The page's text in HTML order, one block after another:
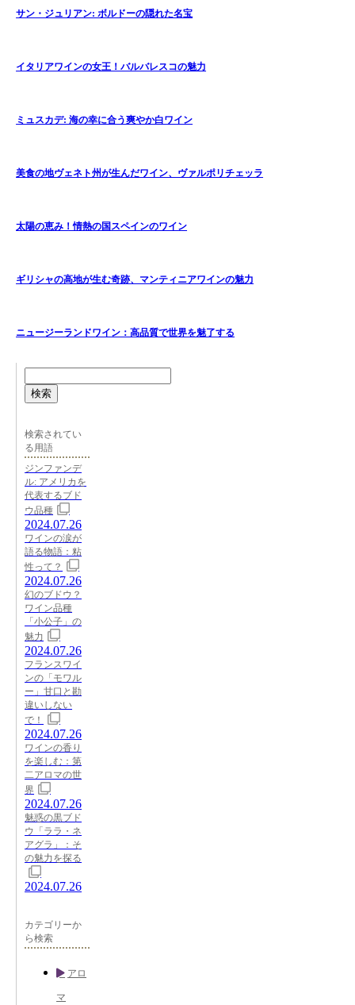
サン・ジュリアン: ボルドーの隠れた名宝
イタリアワインの女王！バルバレスコの魅力
ミュスカデ: 海の幸に合う爽やか白ワイン
美食の地ヴェネト州が生んだワイン、ヴァルポリチェッラ
太陽の恵み！情熱の国スペインのワイン
ギリシャの高地が生む奇跡、マンティニアワインの魅力
ニュージーランドワイン：高品質で世界を魅了する
検索
検索されてい
る用語
ジンファンデ
ル: アメリカを
代表するブド
ウ品種
2024.07.26
ワインの涙が
語る物語：粘
性って？
2024.07.26
幻のブドウ？
ワイン品種
「小公子」の
魅力
2024.07.26
フランスワイ
ンの「モワル
ー」甘口と勘
違いしない
で！
2024.07.26
ワインの香り
を楽しむ：第
二アロマの世
界
2024.07.26
魅惑の黒ブド
ウ「ララ・ネ
アグラ」：そ
の魅力を探る
2024.07.26
カテゴリーか
ら検索
アロ
マ